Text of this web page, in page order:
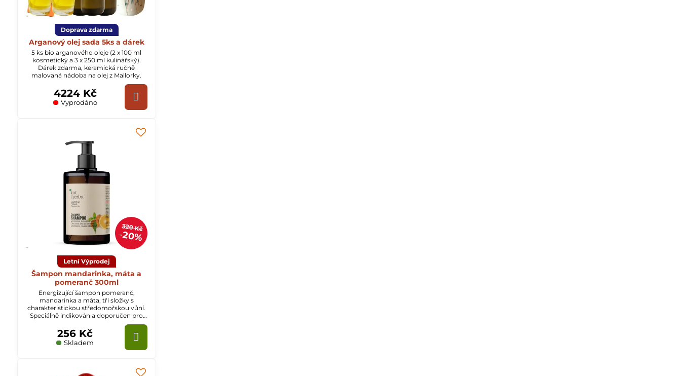
Doprava zdarma
Arganový olej sada 5ks a dárek
5 ks bio arganového oleje (2 x 100 ml
kosmetický a 3 x 250 ml kulinářský).
Dárek zdarma, keramická ručně
malovaná nádoba na olej z Mallorky.
Vyprodáno
4224 Kč
320 Kč
20%
Letní Výprodej
Šampon mandarinka, máta a
pomeranč 300ml
Energizující šampon pomeranč,
mandarinka a máta, tři složky s
charakteristickou středomořskou vůní.
Speciálně indikován a doporučen pro
Skladem
256 Kč